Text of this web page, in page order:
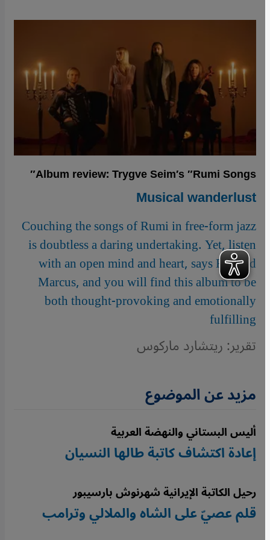
Album review: Trygve Seim′s ″Rumi Songs″
Musical wanderlust
Couching the songs of Rumi in free-form jazz
is doubtless a daring undertaking. Yet, listen
with an open mind and heart, says Richard
Marcus, and you will find this album to be
both thought-provoking and emotionally
fulfilling
تقرير: ريتشارد ماركوس
مزيد عن الموضوع
أليس البستاني والنهضة العربية
إعادة اكتشاف كاتبة طالها النسيان
رحيل الكاتبة الإيرانية شهرنوش بارسيبور
قلم عصيّ على الشاه والملالي وترامب